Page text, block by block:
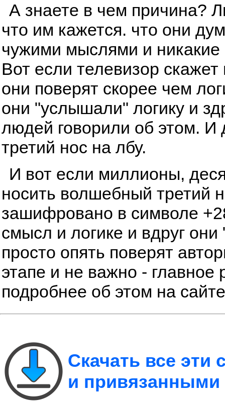
А знаете в чем причина?
что им кажется. что они
чужими мыслями и никакие
Вот если телевизор скажет
они поверят скорее чем
они "услышали" логику и
людей говорили об этом.
третий нос на лбу.
И вот если миллионы,
носить волшебный третий
зашифровано в символе
смысл и логике и вдруг
просто опять поверят
этапе и не важно - главное
подробнее об этом на
Скачать все
и